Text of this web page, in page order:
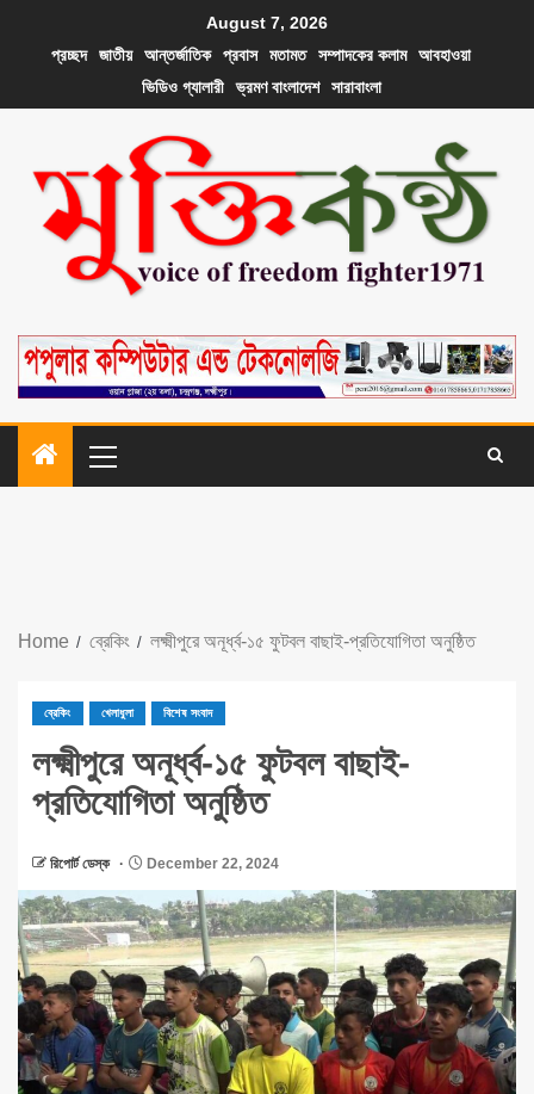
August 7, 2026
প্রচ্ছদ
জাতীয় আন্তর্জাতিক প্রবাস মতামত সম্পাদকের কলাম
আবহাওয়া
ভিডিও গ্যালারী
ভ্রমণ বাংলাদেশ সারাবাংলা
Home ব্রেকিং লক্ষ্মীপুরে অনূর্ধ্ব-১৫ ফুটবল বাছাই-প্রতিযোগিতা অনুষ্ঠিত
ব্রেকিং খেলাধুলা বিশেষ সংবাদ
লক্ষ্মীপুরে অনূর্ধ্ব-১৫ ফুটবল বাছাই-
প্রতিযোগিতা অনুষ্ঠিত
রিপোর্ট ডেস্ক December 22, 2024